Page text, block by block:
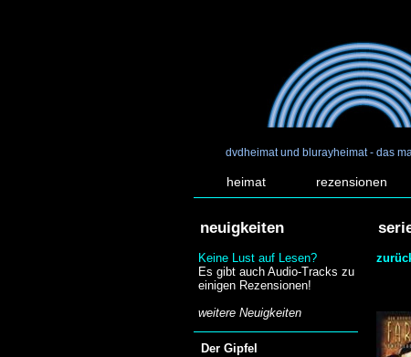
dvdheimat und blurayheimat - das
heimat rezensionen
neuigkeiten
Keine Lust auf Lesen?
Es gibt auch Audio-Tracks zu
einigen Rezensionen!
weitere Neuigkeiten
Der Gipfel